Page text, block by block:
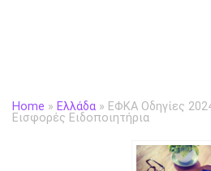
Home » Ελλάδα » ΕΦΚΑ Οδηγίες
Εισφορές Ειδοποιητήρια